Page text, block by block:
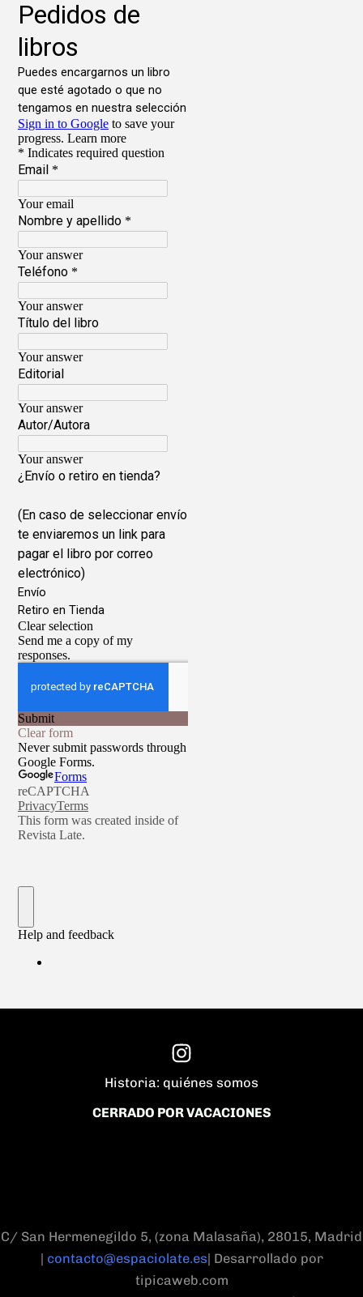
Historia: quiénes somos
CERRADO POR VACACIONES
C/ San Hermenegildo 5, (zona Malasaña), 28015, Madrid
| contacto@espaciolate.es| Desarrollado por
tipicaweb.com